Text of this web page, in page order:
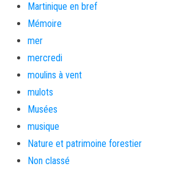
Martinique en bref
Mémoire
mer
mercredi
moulins à vent
mulots
Musées
musique
Nature et patrimoine forestier
Non classé